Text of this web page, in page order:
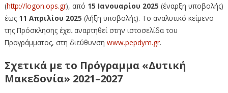
(http://logon.ops.gr), από 15 Ιανουαρίου 2025 (έναρξη υποβολής)
έως 11 Απριλίου 2025 (λήξη υποβολής). Το αναλυτικό κείμενο
της Πρόσκλησης έχει αναρτηθεί στην ιστοσελίδα του
Προγράμματος, στη διεύθυνση www.pepdym.gr.
Σχετικά με το Πρόγραμμα «Δυτική
Μακεδονία» 2021–2027